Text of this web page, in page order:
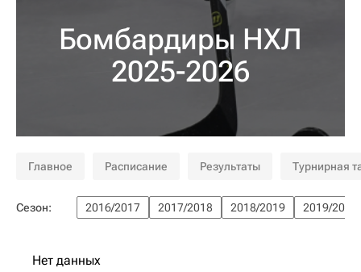
Бомбардиры НХЛ
2025-2026
Главное Расписание Результаты Турнирная
Сезон: 2016/2017 2017/2018 2018/2019 2019/2020
Нет данных